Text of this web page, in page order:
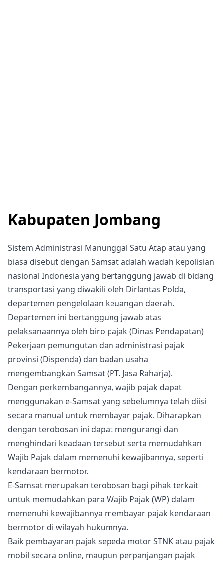
Kabupaten Jombang
Sistem Administrasi Manunggal Satu Atap atau yang
biasa disebut dengan Samsat adalah wadah kepolisian
nasional Indonesia yang bertanggung jawab di bidang
transportasi yang diwakili oleh Dirlantas Polda,
departemen pengelolaan keuangan daerah.
Departemen ini bertanggung jawab atas
pelaksanaannya oleh biro pajak (Dinas Pendapatan)
Pekerjaan pemungutan dan administrasi pajak
provinsi (Dispenda) dan badan usaha
mengembangkan Samsat (PT. Jasa Raharja).
Dengan perkembangannya, wajib pajak dapat
menggunakan e-Samsat yang sebelumnya telah diisi
secara manual untuk membayar pajak. Diharapkan
dengan terobosan ini dapat mengurangi dan
menghindari keadaan tersebut serta memudahkan
Wajib Pajak dalam memenuhi kewajibannya, seperti
kendaraan bermotor.
E-Samsat merupakan terobosan bagi pihak terkait
untuk memudahkan para Wajib Pajak (WP) dalam
memenuhi kewajibannya membayar pajak kendaraan
bermotor di wilayah hukumnya.
Baik pembayaran pajak sepeda motor STNK atau pajak
mobil secara online, maupun perpanjangan pajak